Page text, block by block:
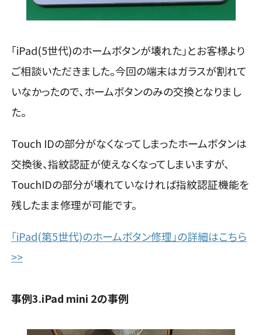
「iPad(5世代)のホームボタンが壊れた」とお客様より
ご相談いただきました。今回の端末はガラスが割れて
いなかったので、ホームボタンのみの交換となりまし
た。
Touch IDの部分がなくなってしまったホームボタンは
交換後、指紋認証が使えなくなってしまいますが、
TouchIDの部分が壊れていなければ指紋認証機能を
残したまま修理が可能です。
「iPad(第5世代)のホームボタン修理」の詳細はこちら
>>
事例3.iPad mini 2の事例